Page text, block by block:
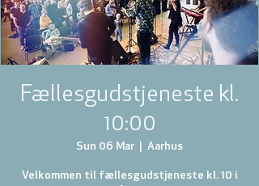
Fællesgudstjeneste kl.
10:00
Sun 06 Mar Aarhus
Velkommen til fællesgudstjeneste kl. 10 i